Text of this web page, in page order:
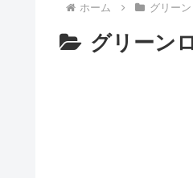
ホーム グリー
グリーン